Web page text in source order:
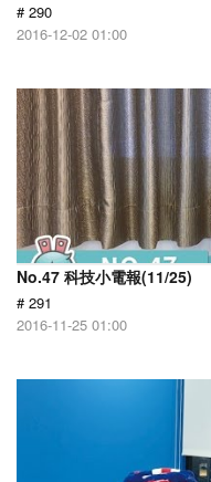
# 290
2016-12-02 01:00
No.47 科技小電報(11/25)
# 291
2016-11-25 01:00